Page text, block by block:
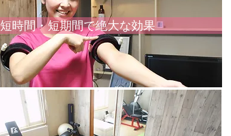
短時間・短期間で絶大な効果